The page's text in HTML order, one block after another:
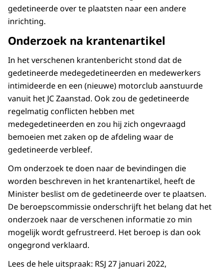
gedetineerde over te plaatsten naar een andere
inrichting.
Onderzoek na krantenartikel
In het verschenen krantenbericht stond dat de
gedetineerde medegedetineerden en medewerkers
intimideerde en een (nieuwe) motorclub aanstuurde
vanuit het JC Zaanstad. Ook zou de gedetineerde
regelmatig conflicten hebben met
medegedetineerden en zou hij zich ongevraagd
bemoeien met zaken op de afdeling waar de
gedetineerde verbleef.
Om onderzoek te doen naar de bevindingen die
worden beschreven in het krantenartikel, heeft de
Minister beslist om de gedetineerde over te plaatsen.
De beroepscommissie onderschrijft het belang dat het
onderzoek naar de verschenen informatie zo min
mogelijk wordt gefrustreerd. Het beroep is dan ook
ongegrond verklaard.
Lees de hele uitspraak: RSJ 27 januari 2022,